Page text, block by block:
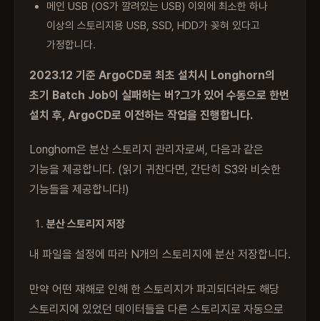
메인 USB (OS가 깔려있는 USB) 이외에 최소한 하나
이상의 스토리지용 USB, SSD, HDD가 꽂혀 있다고
가정합니다.
2023.12 기준 ArgoCD로 최초 설치시 Longhorn의
초기 Batch Job이 실패하는 버?그가 있어 수동으로 한번
설치 후, ArgoCD로 이전하는 작업을 진행합니다.
Longhorn은 분산 스토리지 관리자로써, 다음과 같은
기능을 제공합니다. (읽기 귀찬다면, 간단히 S3와 비슷한
기능들을 제공합니다!)
분산 스토리지 저장
내 파일을 설정에 따라 N개의 스토리지에 분산 저장합니다.
만약 어떤 재해로 인해 한 스토리지가 파괴되더라도 해당
스토리지에 있었던 데이터들을 다른 스토리지로 자동으로